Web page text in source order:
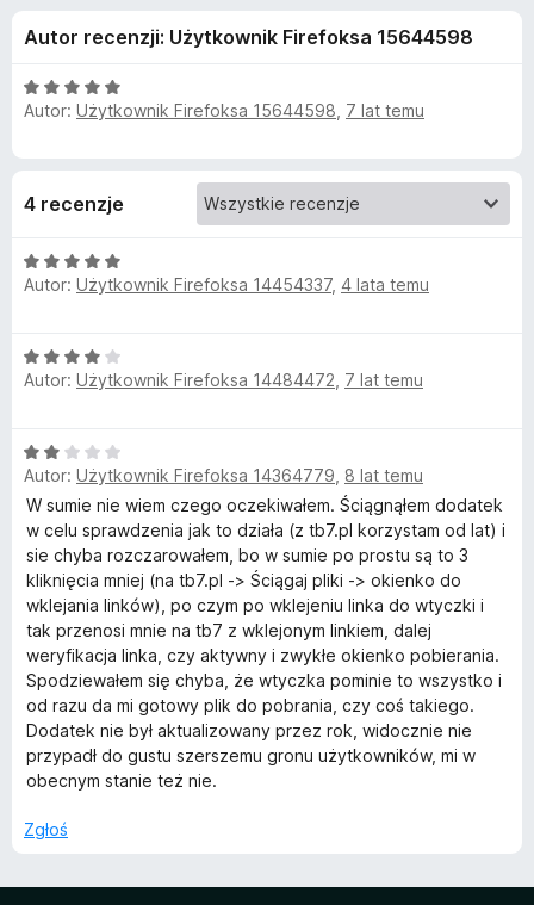
r
i
r
e
o
e
d
o
d
a
t
u
W
t
y
c
z
a
Autor recenzji: Użytkownik Firefoksa 15644598
O
c
:
/
5
Autor: Użytkownik Firefoksa 15644598 7 lat temu
4 recenzje
O
c
a
:
5
Autor: Użytkownik Firefoksa 14454337, 4 lata temu
O
c
a
:
4
/
5
Autor: Użytkownik Firefoksa 14484472 7 lat temu
O
c
e
n
a
:
2
/
5
Autor: Użytkownik Firefoksa 14364779 8 lat temu
W sumie nie wiem czego oczekiwałem. Ściągnąłem dodatek
w celu sprawdzenia jak to działa (z tb7.pl korzystam od lat) i
sie chyba rozczarowałem, bo w sumie po prostu są to 3
kliknięcia mniej (na tb7.pl -> Ściągaj pliki -> okienko do
wklejania linków), po czym po wklejeniu linka do wtyczki i
tak przenosi mnie na tb7 z wklejonym linkiem, dalej
weryfikacja linka, czy aktywny i zwykłe okienko pobierania.
Spodziewałem się chyba, że wtyczka pominie to wszystko i
od razu da mi gotowy plik do pobrania, czy coś takiego.
Dodatek nie był aktualizowany przez rok, widocznie nie
przypadł do gustu szerszemu gronu użytkowników, mi w
obecnym stanie też nie.
Zgłoś